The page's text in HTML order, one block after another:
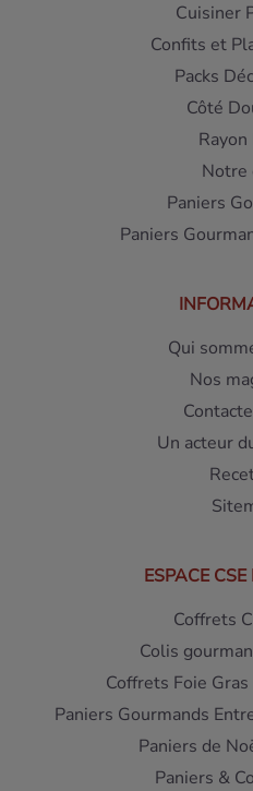
Cuisiner
Confits et
Packs
Côté
Rayon
Notre
Paniers
Paniers
Qui
Nos
Un acteur
ESPACE
Coffrets
Colis
Coffrets Foie
Paniers Gourmands
Paniers de
Paniers &